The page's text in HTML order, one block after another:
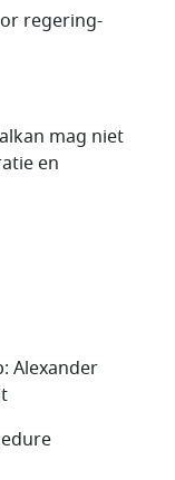
regering-
mag niet
en
Alexander